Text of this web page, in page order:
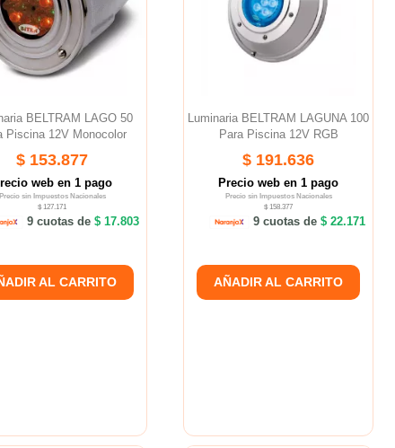
BELTRAM LAGO 50
Piscina 12V Monocolor
$ 153.877
web en 1 pago
Precio sin Impuestos Nacionales
$ 127.171
9 cuotas de $ 17.803
AL CARRITO
Luminaria BELTRAM LAGUNA 100
Para Piscina 12V RGB
$ 191.636
Precio web en 1 pago
Precio sin Impuestos Nacionales
$ 158.377
9 cuotas de $ 22.171
AÑADIR AL CARRITO